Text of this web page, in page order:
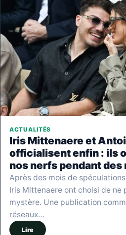
ACTUALITÉS
Iris Mittenaere et
officialisent enfin : ils
nos nerfs pendant des
Après des mois de
Iris Mittenaere ont choisi de ne
mystère. Une publication
réseaux…
Lire